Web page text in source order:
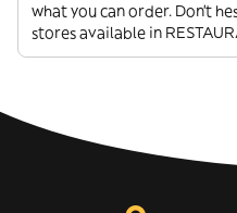
what you can order. Don’t
stores available in